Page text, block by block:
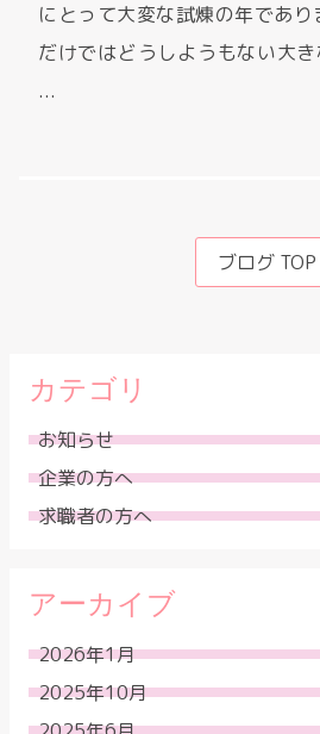
にとって大変な試煉の年であ
だけではどうしようもない大
...
ブログ TOP
カテゴリ
お知らせ
企業の方へ
求職者の方へ
アーカイブ
2026年1月
2025年10月